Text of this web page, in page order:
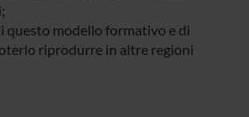
questo modello formativo e di
riprodurre in altre regioni